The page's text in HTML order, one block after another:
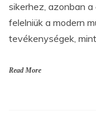
sikerhez, azonban
felelniük a modern
tevékenységek,
Read More